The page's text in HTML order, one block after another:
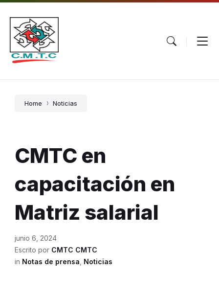
Skip
content
Skip
navigation
Skip
footer
Home Noticias
CMTC en
capacitación en
Matriz salarial
junio 6, 2024
Escrito por CMTC CMTC
in Notas de prensa Noticias